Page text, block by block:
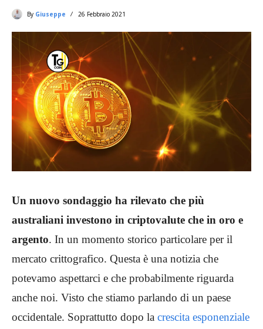
By Giuseppe 26 Febbraio 2021
Un nuovo sondaggio ha rilevato che più
australiani investono in criptovalute che in oro e
argento. In un momento storico particolare per il
mercato crittografico. Questa è una notizia che
potevamo aspettarci e che probabilmente riguarda
anche noi. Visto che stiamo parlando di un paese
occidentale. Soprattutto dopo la crescita esponenziale